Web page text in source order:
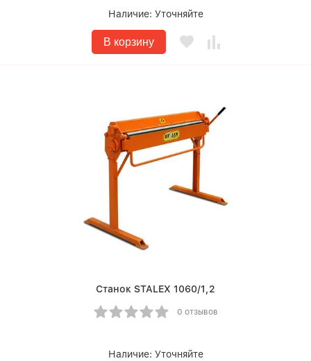
Наличие: Уточняйте
В корзину
Станок STALEX 1060/1,2
0 отзывов
Наличие: Уточняйте